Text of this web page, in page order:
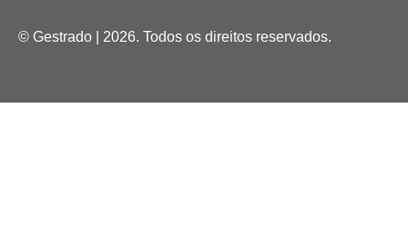
© Gestrado | 2026. Todos os direitos reservados.